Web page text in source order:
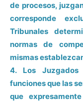
de procesos,
corresponde
Tribunales
normas de
mismas
4. Los
funciones que las
que